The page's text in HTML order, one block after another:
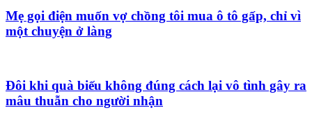
Mẹ gọi điện muốn vợ chồng tôi mua ô tô gấp, chỉ vì
một chuyện ở làng
Đôi khi quà biếu không đúng cách lại vô tình gây ra
mâu thuẫn cho người nhận